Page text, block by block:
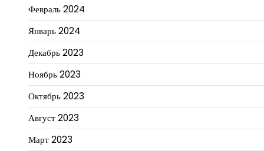
Февраль 2024
Январь 2024
Декабрь 2023
Ноябрь 2023
Октябрь 2023
Август 2023
Март 2023